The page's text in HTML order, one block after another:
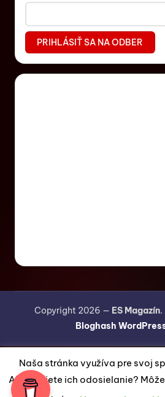
Copyright 2026 — ES Magazín.
Bloghash
Naša stránka využíva pre svoj
Akceptujete ich odosielanie?